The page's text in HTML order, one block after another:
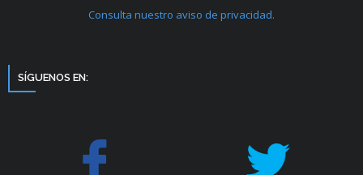
Consulta nuestro aviso de privacidad.
SÍGUENOS EN: